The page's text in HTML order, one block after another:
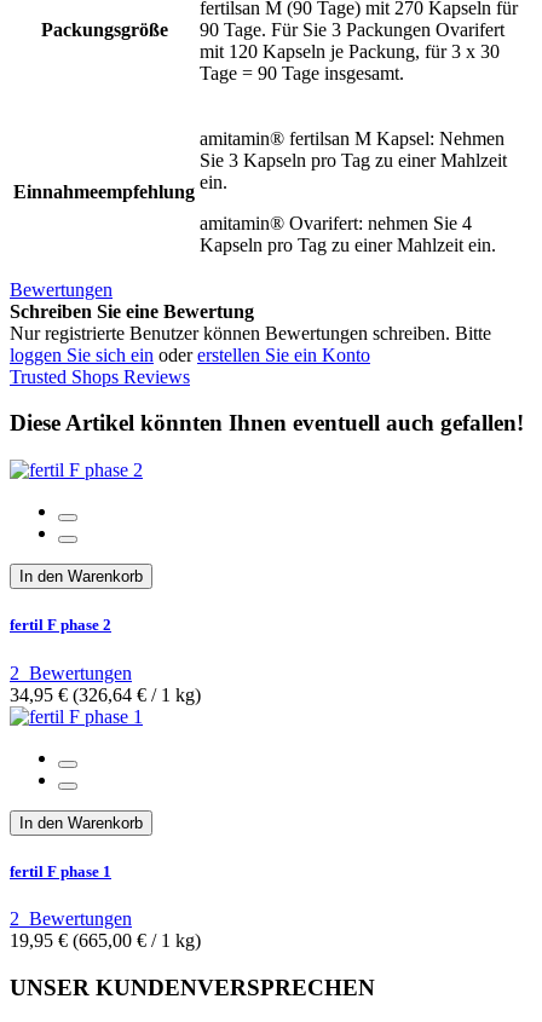
Packungsgröße
fertilsan M (90 Tage) mit 270 Kapseln für
90 Tage. Für Sie 3 Packungen Ovarifert
mit 120 Kapseln je Packung, für 3 x 30
Tage = 90 Tage insgesamt.
Einnahmeempfehlung
amitamin® fertilsan M Kapsel: Nehmen
Sie 3 Kapseln pro Tag zu einer Mahlzeit
ein.
amitamin® Ovarifert: nehmen Sie 4
Kapseln pro Tag zu einer Mahlzeit ein.
Bewertungen
Schreiben Sie eine Bewertung
Nur registrierte Benutzer können Bewertungen schreiben. Bitte
loggen Sie sich ein odererstellen Sie ein Konto
Trusted Shops Reviews
Diese Artikel könnten Ihnen eventuell auch gefallen!
In den Warenkorb
fertil F phase 2
2 Bewertungen
34,95 € (326,64 €­ / 1 kg)
In den Warenkorb
fertil F phase 1
2 Bewertungen
19,95 € (665,00 €­ / 1 kg)
UNSER KUNDENVERSPRECHEN